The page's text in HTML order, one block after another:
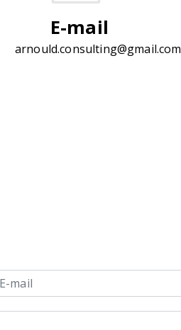
E-mail
arnould.consulting@gmail.com